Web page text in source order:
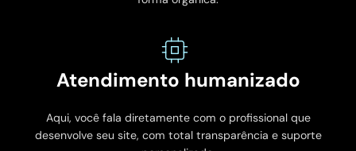
Atendimento humanizado
Aqui, você fala diretamente com o profissional que
desenvolve seu site, com total transparência e suporte